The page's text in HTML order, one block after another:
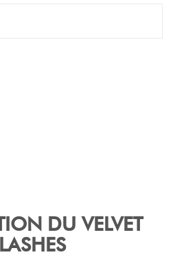
DU VELVET
LASHES